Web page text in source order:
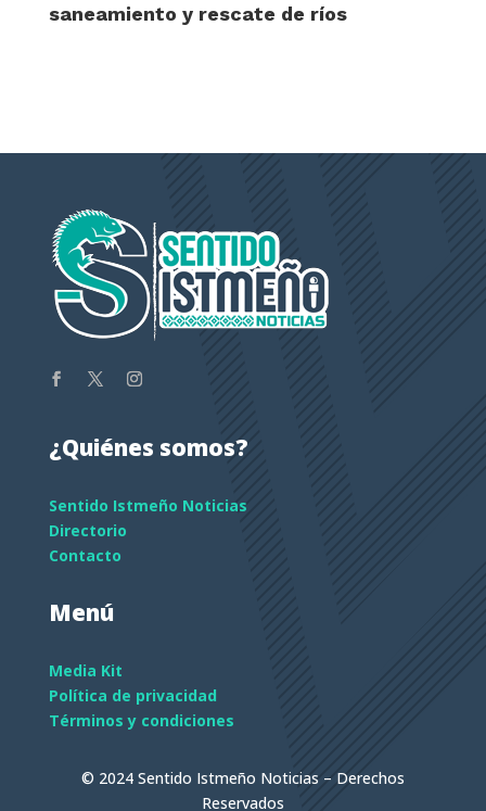
saneamiento y rescate de ríos
¿Quiénes somos?
Sentido Istmeño Noticias
Directorio
Contacto
Menú
Media Kit
Política de privacidad
Términos y condiciones
© 2024 Sentido Istmeño Noticias – Derechos
Reservados